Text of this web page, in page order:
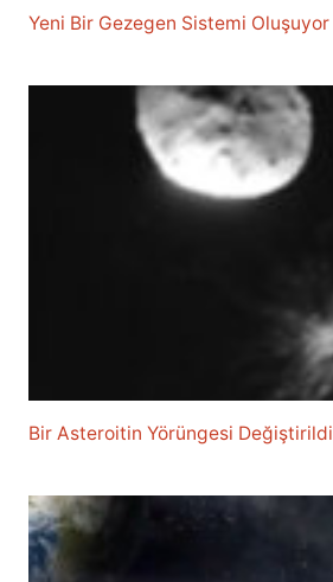
Yeni Bir Gezegen Sistemi Oluşuyor
Bir Asteroitin Yörüngesi Değiştirildi